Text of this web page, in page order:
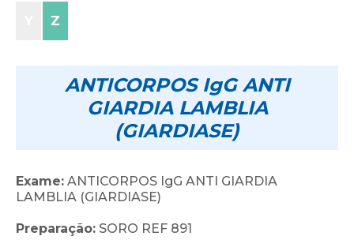
Z
ANTICORPOS IgG ANTI
GIARDIA LAMBLIA
(GIARDIASE)
Exame: ANTICORPOS IgG ANTI GIARDIA
LAMBLIA (GIARDIASE)
Preparação: SORO REF 891